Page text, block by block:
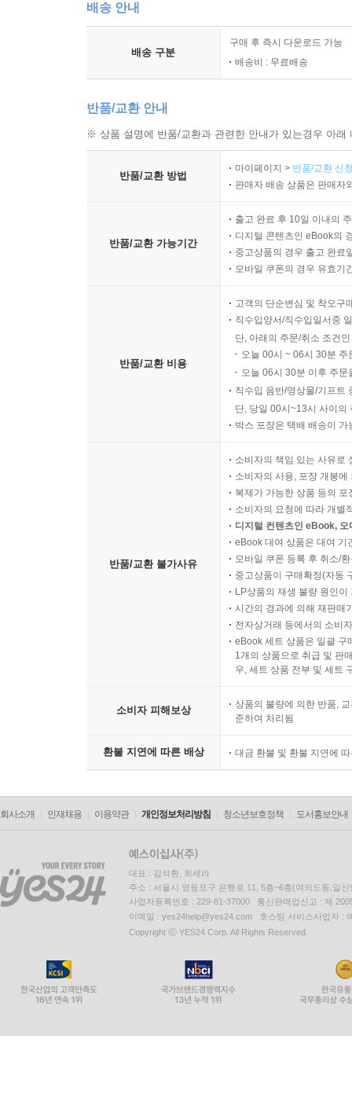
배송 안내
배송 구분
구매 후 즉시 다운로드 가능
배송비 : 무료배송
반품/교환 안내
※ 상품 설명에 반품/교환과 관련한 안내가 있는경우 아
반품/교환 방법
마이페이지 > 반품/교환 신
판매자 배송 상품은 판매자
반품/교환 가능기간
출고 완료 후 10일 이내의
디지털 콘텐츠인 eBook의
중고상품의 경우 출고 완료
모바일 쿠폰의 경우 유효기
반품/교환 비용
고객의 단순변심 및 착오구
직수입양서/직수입일서중
단, 아래의 주문/취소 조건
오늘 00시 ~ 06시 30분
오늘 06시 30분 이후 주
직수입 음반/영상물/기프트
단, 당일 00시~13시 사이의
박스 포장은 택배 배송이
반품/교환 불가사유
소비자의 책임 있는 사유로
소비자의 사용, 포장 개봉
복제가 가능한 상품 등의
소비자의 요청에 따라 개별
디지털 컨텐츠인 eBook,
eBook 대여 상품은 대여 기
모바일 쿠폰 등록 후 취소/
중고상품이 구매확정(자동
LP상품의 재생 불량 원인
시간의 경과에 의해 재판매
전자상거래 등에서의 소비
eBook 세트 상품은 일괄 구
1개의 상품으로 취급 및 판
우, 세트 상품 전부 및 세트
소비자 피해보상
상품의 불량에 의한 반품,
준하여 처리됨
환불 지연에 따른 배상 대금 환불 및 환불 지연에
회사소개 인재채용 이용약관 개인정보처리방침 청소년보호정책 도서홍보안내
대표 : 김석환, 최세라
주소 : 서울시 영등포구 은행로 11, 5층~6층(여의도동,일신
사업자등록번호 : 229-81-37000 통신판매업신고 : 제
이메일 : yes24help@yes24.com 호스팅 서비스사업자 :
Copyright ⓒ YES24 Corp. All Rights Reserved.